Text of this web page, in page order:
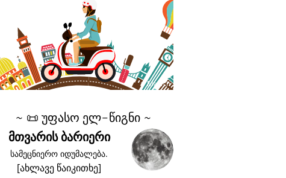
♥ Marish
~ 📜 უფასო ელ-წიგნი ~
მთვარის ბარიერი
სამეცნიერო იდუმალება.
[ახლავე წაიკითხე]